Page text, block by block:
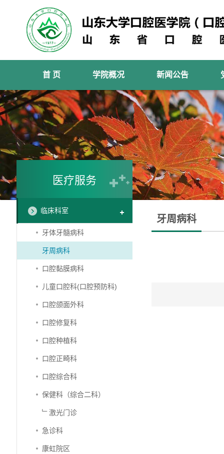
首 页 学院概况 新闻公告
医疗服务
临床科室
牙体牙髓病科
牙周病科
口腔黏膜病科
儿童口腔科(口腔预防科)
口腔颌面外科
口腔修复科
口腔种植科
口腔正畸科
口腔综合科
保健科（综合二科）
﹂激光门诊
急诊科
康虹院区
牙周病科